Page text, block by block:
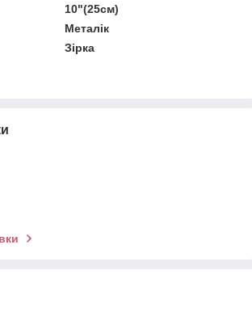
10"(25см)
Металік
Зірка